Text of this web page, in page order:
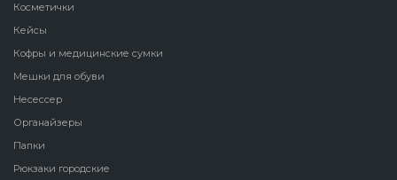
Косметички
Кейсы
Кофры и медицинские сумки
Мешки для обуви
Несессер
Органайзеры
Папки
Рюкзаки городские